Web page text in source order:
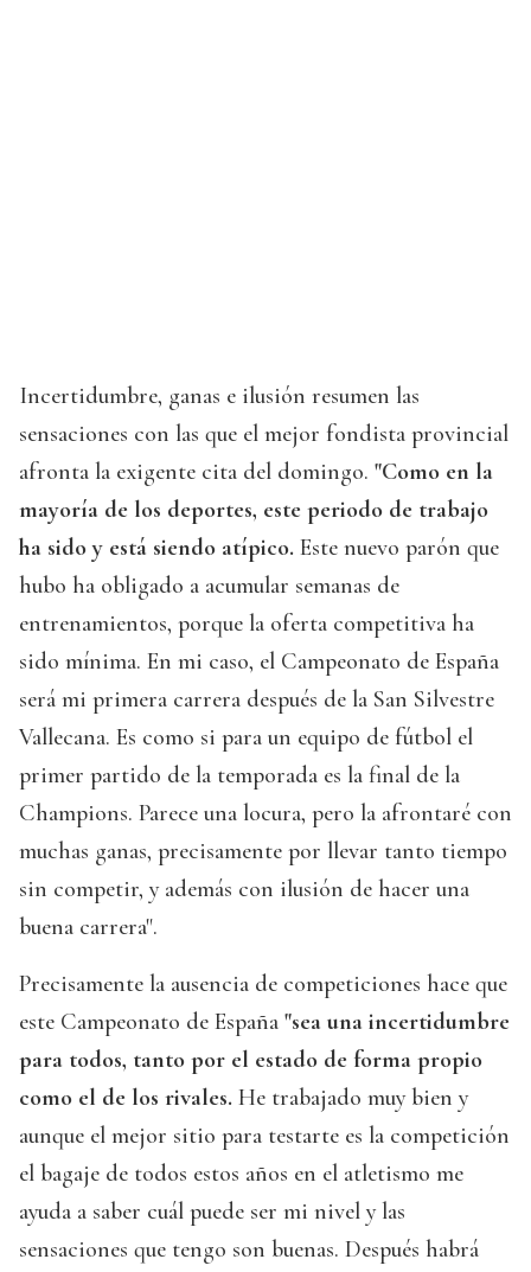
Incertidumbre, ganas e ilusión resumen las
sensaciones con las que el mejor fondista provincial
afronta la exigente cita del domingo. "Como en la
mayoría de los deportes, este periodo de trabajo
ha sido y está siendo atípico. Este nuevo parón que
hubo ha obligado a acumular semanas de
entrenamientos, porque la oferta competitiva ha
sido mínima. En mi caso, el Campeonato de España
será mi primera carrera después de la San Silvestre
Vallecana. Es como si para un equipo de fútbol el
primer partido de la temporada es la final de la
Champions. Parece una locura, pero la afrontaré con
muchas ganas, precisamente por llevar tanto tiempo
sin competir, y además con ilusión de hacer una
buena carrera".
Precisamente la ausencia de competiciones hace que
este Campeonato de España "sea una incertidumbre
para todos, tanto por el estado de forma propio
como el de los rivales. He trabajado muy bien y
aunque el mejor sitio para testarte es la competición
el bagaje de todos estos años en el atletismo me
ayuda a saber cuál puede ser mi nivel y las
sensaciones que tengo son buenas. Después habrá